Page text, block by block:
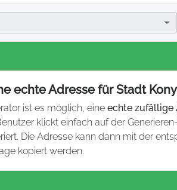
echte Adresse für Stadt
ist es möglich, eine echte zufällige
klickt einfach auf der
Die Adresse kann dann mit der
kopiert werden.